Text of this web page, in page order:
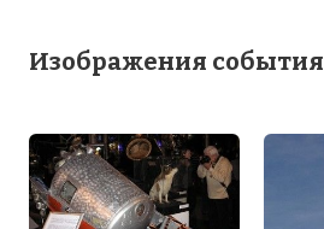
Изображения события